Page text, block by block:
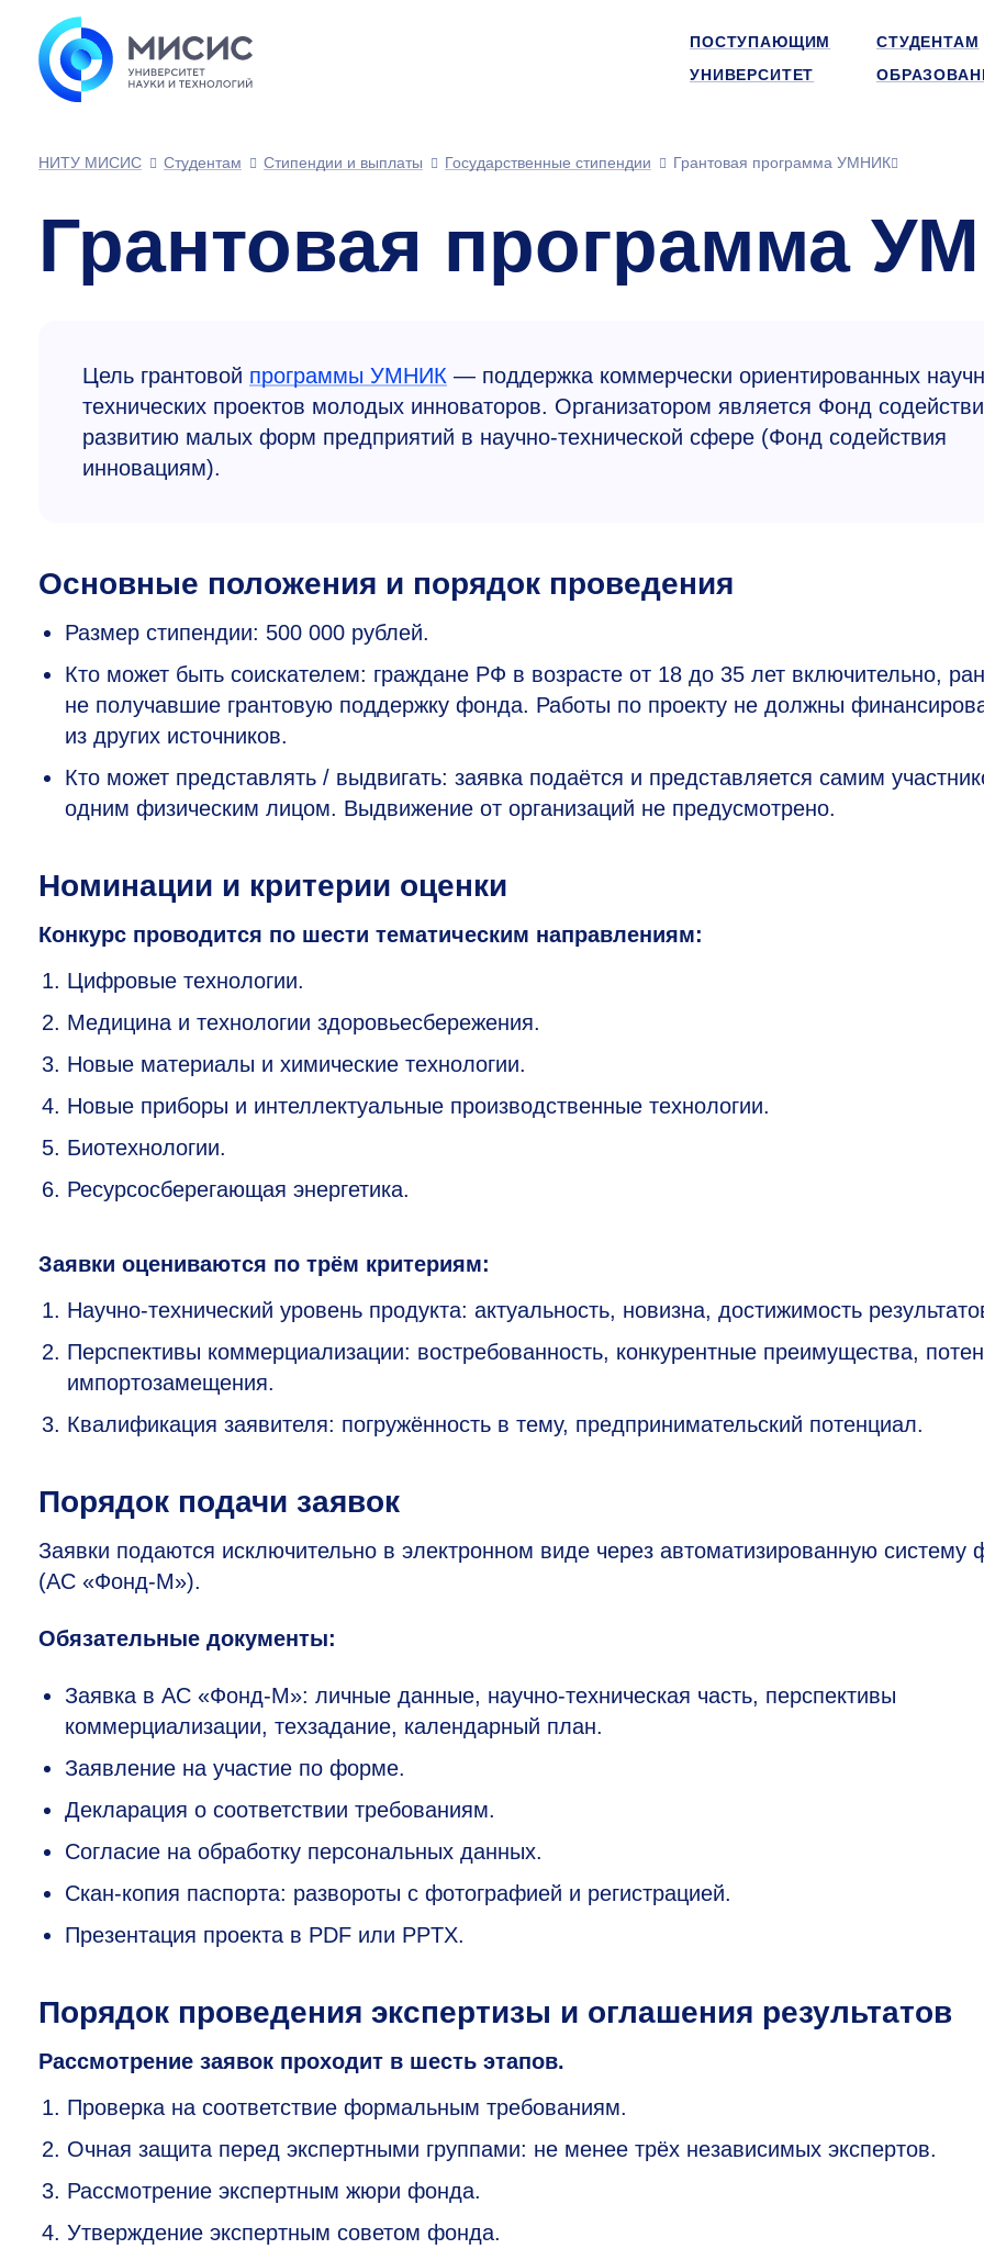
ПОСТУПАЮЩИМ
СТУДЕНТАМ
УНИВЕРСИТЕТ
НИТУ МИСИС Студентам Стипендии и выплаты Государственные стипендии Грантовая программа УМНИК
Грантовая программа
Цель грантовой программы УМНИК — поддержка коммерчески ориентированных
технических проектов молодых инноваторов. Организатором является Фонд
развитию малых форм предприятий в научно-технической сфере (Фонд содействия
инновациям).
Основные положения и порядок проведения
Размер стипендии: 500 000 рублей.
Кто может быть соискателем: граждане РФ в возрасте от 18 до 35 лет включительно,
не получавшие грантовую поддержку фонда. Работы по проекту не должны
из других источников.
Кто может представлять / выдвигать: заявка подаётся и представляется самим
одним физическим лицом. Выдвижение от организаций не предусмотрено.
Номинации и критерии оценки
Конкурс проводится по шести тематическим направлениям:
Цифровые технологии.
Медицина и технологии здоровьесбережения.
Новые материалы и химические технологии.
Новые приборы и интеллектуальные производственные технологии.
Биотехнологии.
Ресурсосберегающая энергетика.
Заявки оцениваются по трём критериям:
Научно-технический уровень продукта: актуальность, новизна, достижимость
Перспективы коммерциализации: востребованность, конкурентные преимущества,
импортозамещения.
Квалификация заявителя: погружённость в тему, предпринимательский потенциал.
Порядок подачи заявок
Заявки подаются исключительно в электронном виде через автоматизированную систему
(АС «Фонд-М»).
Обязательные документы:
Заявка в АС «Фонд-М»: личные данные, научно-техническая часть, перспективы
коммерциализации, техзадание, календарный план.
Заявление на участие по форме.
Декларация о соответствии требованиям.
Согласие на обработку персональных данных.
Скан-копия паспорта: развороты с фотографией и регистрацией.
Презентация проекта в PDF или PPTX.
Порядок проведения экспертизы и оглашения результатов
Рассмотрение заявок проходит в шесть этапов.
Проверка на соответствие формальным требованиям.
Очная защита перед экспертными группами: не менее трёх независимых экспертов.
Рассмотрение экспертным жюри фонда.
Утверждение экспертным советом фонда.